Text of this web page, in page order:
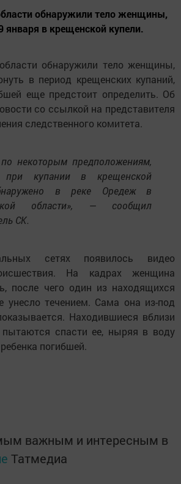
обнаружили тело женщины,
января в крещенской купели.
обнаружили тело женщины,
в период крещенских купаний,
еще предстоит определить. Об
со ссылкой на представителя
следственного комитета.
по некоторым предположениям,
при купании в крещенской
в реке Оредеж в
области», — сообщил
СК.
сетях появилось видео
На кадрах женщина
после чего один из находящихся
унесло течением. Сама она из-под
Находившиеся вблизи
спасти ее, ныряя в воду
погибшей.
важным и интересным в
Татмедиа